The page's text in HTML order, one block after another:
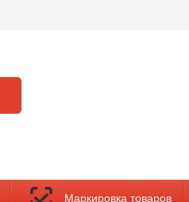
Маркировка товаров